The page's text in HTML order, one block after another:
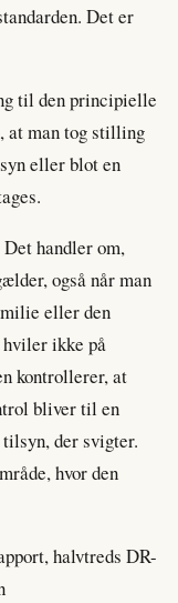
Det er
til den principielle
at man tog stilling
eller blot en
handler om,
også når man
eller den
ikke på
kontrollerer, at
bliver til en
der svigter.
hvor den
halvtreds DR-